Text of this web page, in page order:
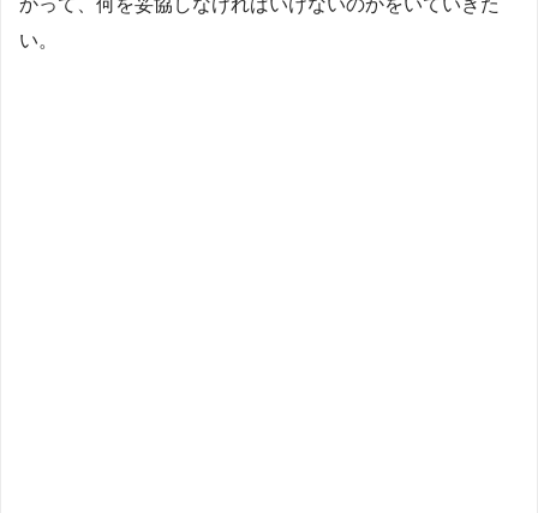
かって、何を妥協しなければいけないのかをいていきた
い。